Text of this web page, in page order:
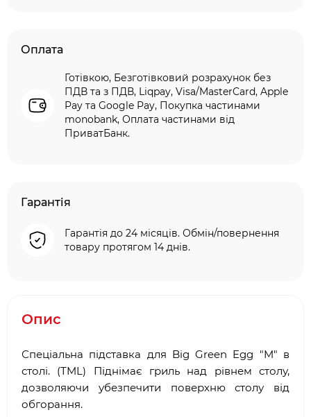
Оплата
Готівкою, Безготівковий розрахунок без
ПДВ та з ПДВ, Liqpay, Visa/MasterCard, Apple
Pay та Google Pay, Покупка частинами
monobank, Оплата частинами від
ПриватБанк.
Гарантія
Гарантія до 24 місяців. Обмін/повернення
товару протягом 14 днів.
Опис
Спеціальна підставка для Big Green Egg "M" в
столі. (TML) Піднімає гриль над рівнем столу,
дозволяючи убезпечити поверхню столу від
обгорання.